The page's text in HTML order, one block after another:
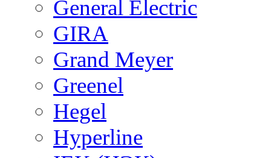
General Electric
GIRA
Grand Meyer
Greenel
Hegel
Hyperline